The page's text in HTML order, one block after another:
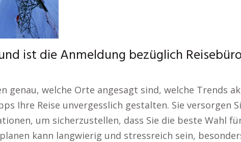
ist die Anmeldung bezüglich
genau, welche Orte angesagt sind, welche Trends
Ihre Reise unvergesslich gestalten. Sie versorgen
um sicherzustellen, dass Sie die beste Wahl
kann langwierig und stressreich sein,